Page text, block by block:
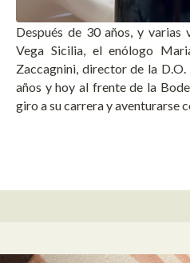
Después de 30 años, y varias
Vega Sicilia, el enólogo
Zaccagnini, director de la
años y hoy al frente de la
giro a su carrera y aventurarse